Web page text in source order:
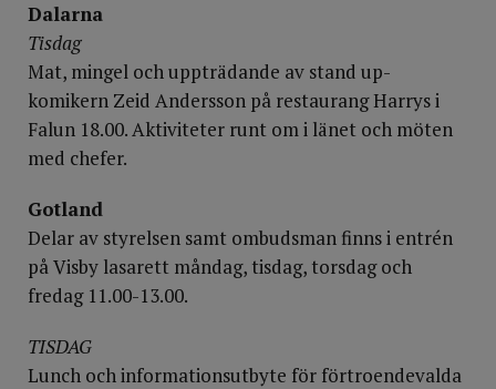
Dalarna
Tisdag
Mat, mingel och uppträdande av stand up-
komikern Zeid Andersson på restaurang Harrys i
Falun 18.00. Aktiviteter runt om i länet och möten
med chefer.
Gotland
Delar av styrelsen samt ombudsman finns i entrén
på Visby lasarett måndag, tisdag, torsdag och
fredag 11.00-13.00.
TISDAG
Lunch och informationsutbyte för förtroendevalda